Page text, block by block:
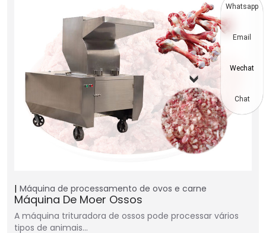
Máquina de processamento de ovos e carne
Máquina De Moer Ossos
A máquina trituradora de ossos pode processar vários
tipos de animais…
Whatsapp
Email
Wechat
Chat